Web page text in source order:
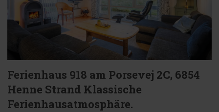
Ferienhaus 918 am Porsevej 2C, 6854
Henne Strand Klassische
Ferienhausatmosphäre.